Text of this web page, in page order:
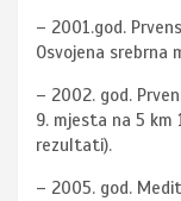
– 2001.god.
Osvojena srebrna
– 2002. god.
9. mjesta na 5 km
rezultati).
– 2005. god.